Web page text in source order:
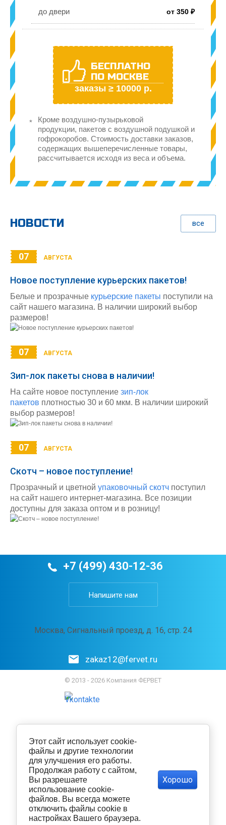
до двери от 350 ₽
БЕСПЛАТНО
ПО МОСКВЕ
заказы ≥ 10000 р.
Кроме воздушно-пузырьковой
продукции, пакетов с воздушной подушкой и
гофрокоробов. Стоимость доставки заказов,
содержащих вышеперечисленные товары,
рассчитывается исходя из веса и объема.
НОВОСТИ все
07 АВГУСТА
Новое поступление курьерских пакетов!
Белые и прозрачные курьерские пакеты поступили на
сайт нашего магазина. В наличии широкий выбор
размеров!
07 АВГУСТА
Зип-лок пакеты снова в наличии!
На сайте новое поступление зип-лок
пакетов плотностью 30 и 60 мкм. В наличии широкий
выбор размеров!
07 АВГУСТА
Скотч – новое поступление!
Прозрачный и цветной упаковочный скотч поступил
на сайт нашего интернет-магазина. Все позиции
доступны для заказа оптом и в розницу!
+7 (499) 430-12-36
Напишите нам
Москва, Сигнальный проезд, д. 16, стр. 24
zakaz12@fervet.ru
© 2013 - 2026 Компания ФЕРВЕТ
Этот сайт использует cookie-
файлы и другие технологии
для улучшения его работы.
Продолжая работу с сайтом,
Вы разрешаете
использование cookie-
файлов. Вы всегда можете
отключить файлы cookie в
настройках Вашего браузера.
Хорошо